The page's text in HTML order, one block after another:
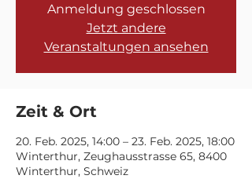
Anmeldung geschlossen
Jetzt andere
Veranstaltungen ansehen
Zeit & Ort
20. Feb. 2025, 14:00 – 23. Feb. 2025, 18:00
Winterthur, Zeughausstrasse 65, 8400
Winterthur, Schweiz